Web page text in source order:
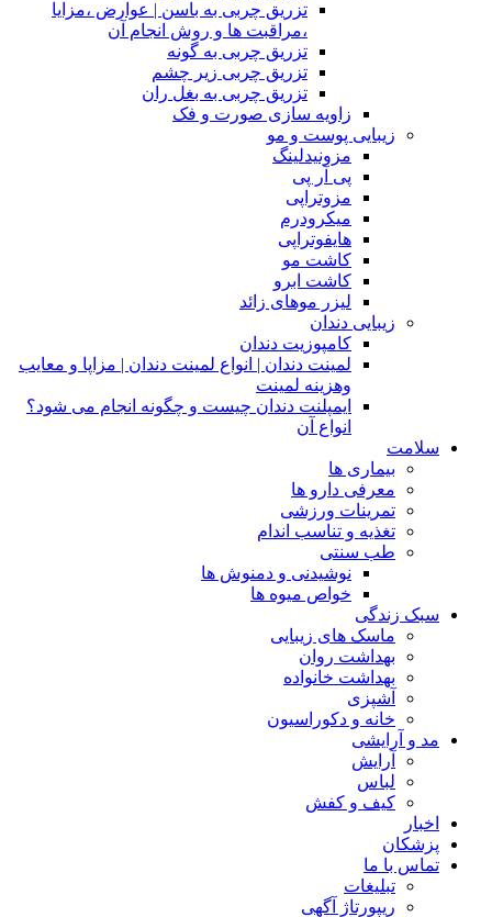
تزریق چربی به باسن | عوارض ،مزایا
،مراقبت ها و روش انجام آن
تزریق چربی به گونه
تزریق چربی زیر چشم
تزریق چربی به بغل ران
زاویه سازی صورت و فک
زیبایی پوست و مو
مزونیدلینگ
پی آر پی
مزوتراپی
میکرودرم
هایفوتراپی
کاشت مو
کاشت ابرو
لیزر موهای زائد
زیبایی دندان
کامپوزیت دندان
لمینت دندان | انواع لمینت دندان | مزاپا و معایب
وهزینه لمینت
ایمپلنت دندان چیست و چگونه انجام می شود؟
انواع آن
سلامت
بیماری ها
معرفی دارو ها
تمرینات ورزشی
تغذیه و تناسب اندام
طب سنتی
نوشیدنی و دمنوش ها
خواص میوه ها
سبک زندگی
ماسک های زیبایی
بهداشت روان
بهداشت خانواده
آشپزی
خانه و دکوراسیون
مد و آرایشی
آرایش
لباس
کیف و کفش
اخبار
پزشکان
تماس با ما
تبلیغات
ریپورتاژ آگهی